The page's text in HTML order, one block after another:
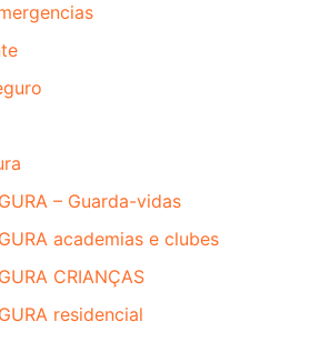
– Guarda-vidas
academias e clubes
CRIANÇAS
residencial